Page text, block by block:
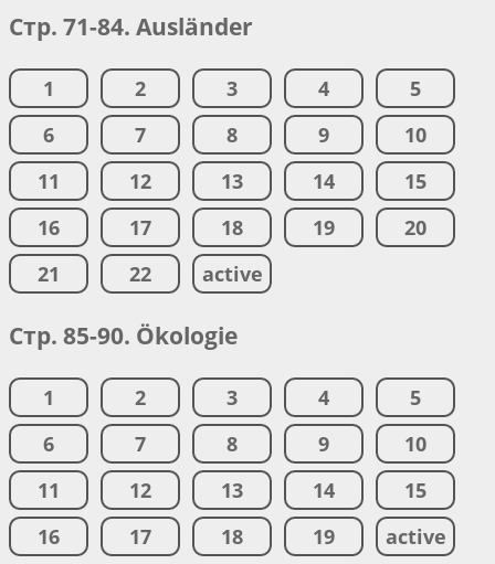
Стр. 71-84. Ausländer
1 2 3 4
5
6
7 8 9
10
11
12 13 14
15
16
17 18 19
20
21
22 active
Стр. 85-90. Ökologie
1 2 3 4
5
6
7 8 9
10
11
12 13 14
15
16
17 18 19 active